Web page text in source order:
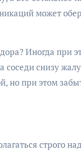
может
Иногда при
снизу
но при этом
строго